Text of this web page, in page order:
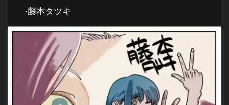
·藤本タツキ